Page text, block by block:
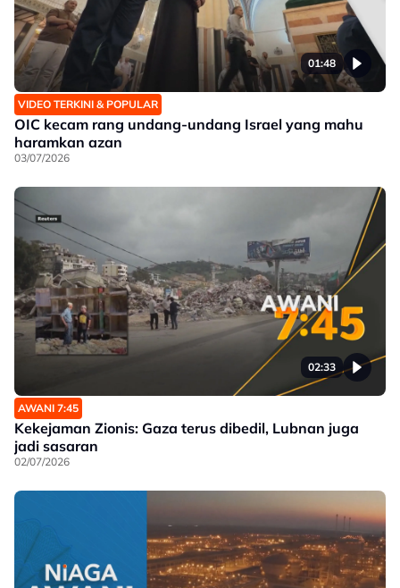
01:48
VIDEO TERKINI & POPULAR
OIC kecam rang undang-undang Israel yang mahu
haramkan azan
03/07/2026
02:33
AWANI 7:45
Kekejaman Zionis: Gaza terus dibedil, Lubnan juga
jadi sasaran
02/07/2026